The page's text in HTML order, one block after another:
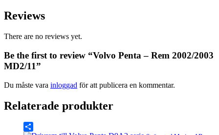
Reviews
There are no reviews yet.
Be the first to review “Volvo Penta – Rem 2002/2003
MD2/11”
Du måste vara inloggad för att publicera en kommentar.
Relaterade produkter